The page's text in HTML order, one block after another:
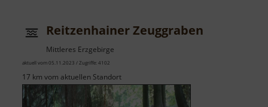
Reitzenhainer Zeuggraben
Mittleres Erzgebirge
aktuell vom 05.11.2023 / Zugriffe: 4102
17 km vom aktuellen Standort